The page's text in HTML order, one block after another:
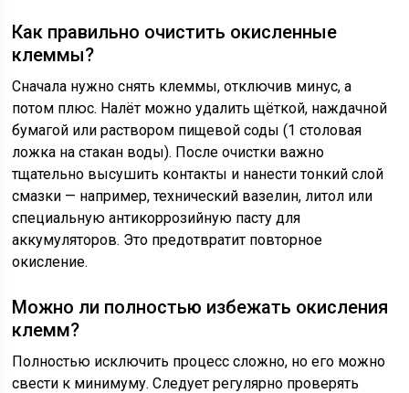
Как правильно очистить окисленные
клеммы?
Сначала нужно снять клеммы, отключив минус, а
потом плюс. Налёт можно удалить щёткой, наждачной
бумагой или раствором пищевой соды (1 столовая
ложка на стакан воды). После очистки важно
тщательно высушить контакты и нанести тонкий слой
смазки — например, технический вазелин, литол или
специальную антикоррозийную пасту для
аккумуляторов. Это предотвратит повторное
окисление.
Можно ли полностью избежать окисления
клемм?
Полностью исключить процесс сложно, но его можно
свести к минимуму. Следует регулярно проверять